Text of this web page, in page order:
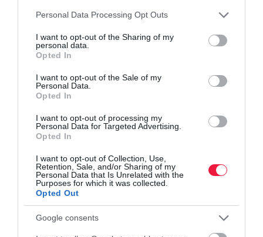
Please note that this website/app uses one or more Google
not limited to your visit or usage behaviour. You may click to
grant or deny consent to Google and its third-party tags to
use your data for below specified purposes in below Google
consent section.
Personal Data Processing Opt Outs
I want to opt-out of the Sharing of my
personal data.
Opted In
I want to opt-out of the Sale of my
Personal Data.
Opted In
I want to opt-out of processing my
Personal Data for Targeted Advertising.
Opted In
I want to opt-out of Collection, Use,
Retention, Sale, and/or Sharing of my
Personal Data that Is Unrelated with the
Purposes for which it was collected.
Opted Out
Google consents
növényeket a kánikulában
zöldség növény